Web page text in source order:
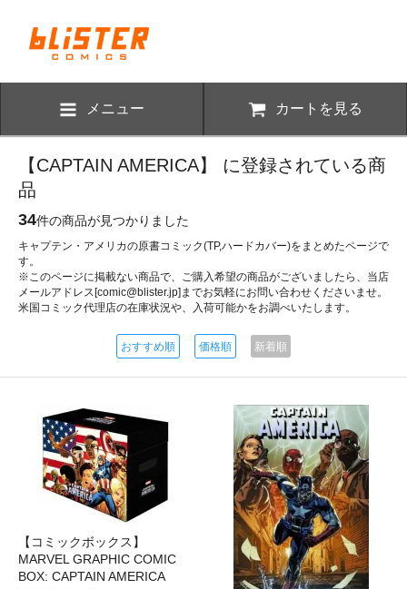
メニュー カートを見る
【CAPTAIN AMERICA】 に登録されている商
品
34件の商品が見つかりました
キャプテン・アメリカの原書コミック(TP,ハードカバー)をまとめたページで
す。
※このページに掲載ない商品で、ご購入希望の商品がございましたら、当店
メールアドレス[comic@blister.jp]までお気軽にお問い合わせくださいませ。
米国コミック代理店の在庫状況や、入荷可能かをお調べいたします。
おすすめ順 価格順 新着順
【コミックボックス】
MARVEL GRAPHIC COMIC
BOX: CAPTAIN AMERICA